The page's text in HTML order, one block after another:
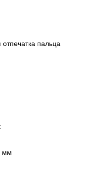
пальца
мм